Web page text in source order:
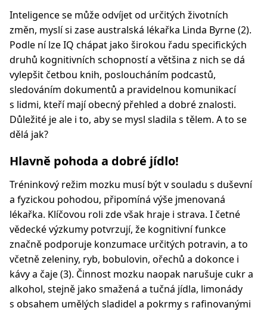
Inteligence se může odvíjet od určitých životních
změn, myslí si zase australská lékařka Linda Byrne (2).
Podle ní lze IQ chápat jako širokou řadu specifických
druhů kognitivních schopností a většina z nich se dá
vylepšit četbou knih, posloucháním podcastů,
sledováním dokumentů a pravidelnou komunikací
s lidmi, kteří mají obecný přehled a dobré znalosti.
Důležité je ale i to, aby se mysl sladila s tělem. A to se
dělá jak?
Hlavně pohoda a dobré jídlo!
Tréninkový režim mozku musí být v souladu s duševní
a fyzickou pohodou, připomíná výše jmenovaná
lékařka. Klíčovou roli zde však hraje i strava. I četné
vědecké výzkumy potvrzují, že kognitivní funkce
značně podporuje konzumace určitých potravin, a to
včetně zeleniny, ryb, bobulovin, ořechů a dokonce i
kávy a čaje (3). Činnost mozku naopak narušuje cukr a
alkohol, stejně jako smažená a tučná jídla, limonády
s obsahem umělých sladidel a pokrmy s rafinovanými